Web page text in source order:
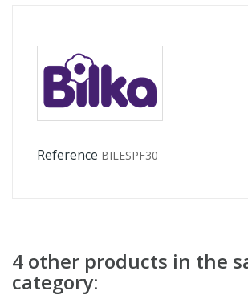
Reference BILESPF30
4 other products in the
category: